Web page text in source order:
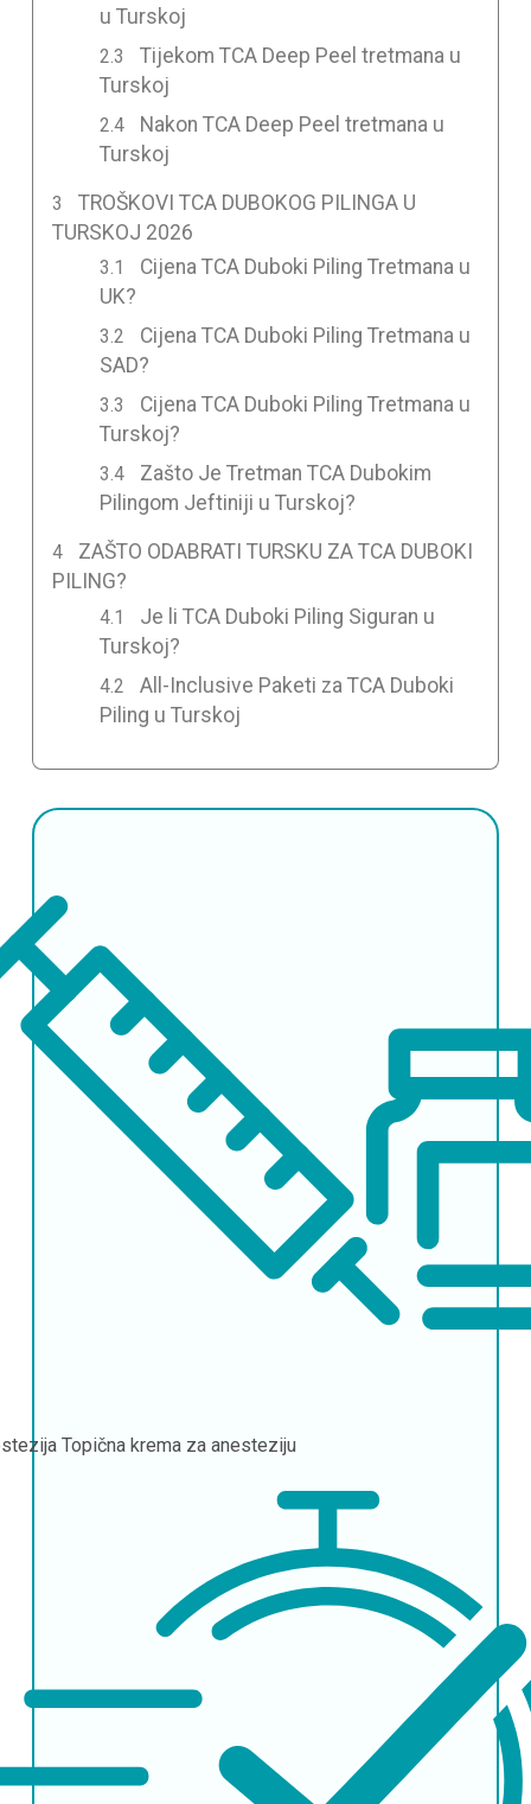
u Turskoj
Tijekom TCA Deep Peel tretmana u
Turskoj
Nakon TCA Deep Peel tretmana u
Turskoj
TROŠKOVI TCA DUBOKOG PILINGA U
TURSKOJ 2026
Cijena TCA Duboki Piling Tretmana u
UK?
Cijena TCA Duboki Piling Tretmana u
SAD?
Cijena TCA Duboki Piling Tretmana u
Turskoj?
Zašto Je Tretman TCA Dubokim
Pilingom Jeftiniji u Turskoj?
ZAŠTO ODABRATI TURSKU ZA TCA DUBOKI
PILING?
Je li TCA Duboki Piling Siguran u
Turskoj?
All-Inclusive Paketi za TCA Duboki
Piling u Turskoj
Topična krema za anesteziju